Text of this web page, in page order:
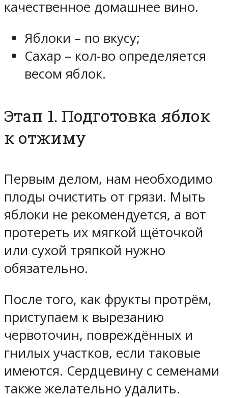
качественное домашнее вино.
Яблоки – по вкусу;
Сахар – кол-во определяется
весом яблок.
Этап 1. Подготовка яблок
к отжиму
Первым делом, нам необходимо
плоды очистить от грязи. Мыть
яблоки не рекомендуется, а вот
протереть их мягкой щёточкой
или сухой тряпкой нужно
обязательно.
После того, как фрукты протрём,
приступаем к вырезанию
червоточин, повреждённых и
гнилых участков, если таковые
имеются. Сердцевину с семенами
также желательно удалить.